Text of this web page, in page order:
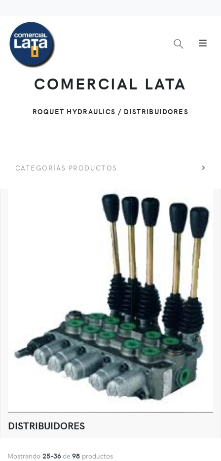
COMERCIAL LATA
ROQUET HYDRAULICS / DISTRIBUIDORES
CATEGORÍAS PRODUCTOS
DISTRIBUIDORES
Mostrando 25-36de 98 productos